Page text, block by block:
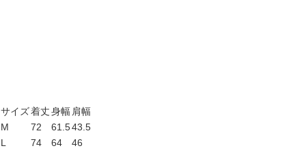
サイズ着丈身幅肩幅
M
72 61.543.5
L
74 64 46